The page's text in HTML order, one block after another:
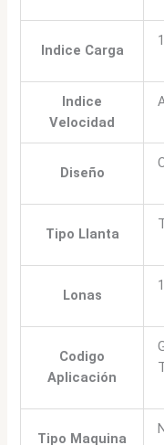
Indice Carga
Indice
Velocidad
Diseño
Tipo Llanta
Lonas
Codigo
Aplicación
Tipo Maquina